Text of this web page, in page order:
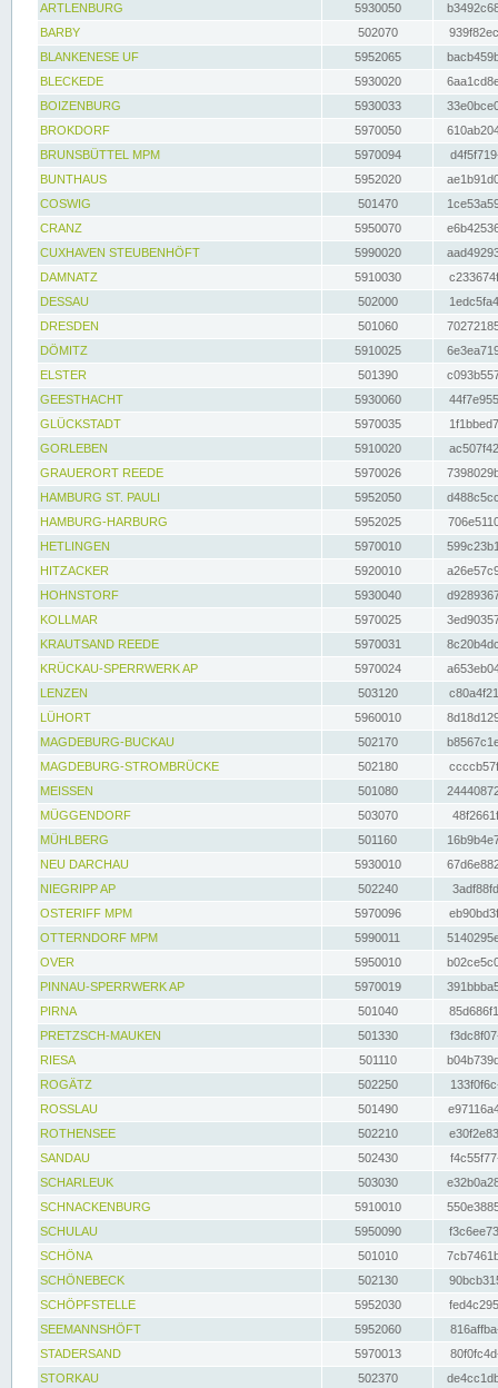
ARTLENBURG
5930050
BARBY
502070
BLANKENESE UF
5952065
BLECKEDE
5930020
BOIZENBURG
5930033
BROKDORF
5970050
BRUNSBÜTTEL MPM
5970094
BUNTHAUS
5952020
COSWIG
501470
CRANZ
5950070
CUXHAVEN STEUBENHÖFT
5990020
DAMNATZ
5910030
DESSAU
502000
DRESDEN
501060
DÖMITZ
5910025
ELSTER
501390
GEESTHACHT
5930060
GLÜCKSTADT
5970035
GORLEBEN
5910020
GRAUERORT REEDE
5970026
HAMBURG ST. PAULI
5952050
HAMBURG-HARBURG
5952025
HETLINGEN
5970010
HITZACKER
5920010
HOHNSTORF
5930040
KOLLMAR
5970025
KRAUTSAND REEDE
5970031
KRÜCKAU-SPERRWERK AP
5970024
LENZEN
503120
LÜHORT
5960010
MAGDEBURG-BUCKAU
502170
MAGDEBURG-STROMBRÜCKE
502180
MEISSEN
501080
MÜGGENDORF
503070
MÜHLBERG
501160
NEU DARCHAU
5930010
NIEGRIPP AP
502240
OSTERIFF MPM
5970096
OTTERNDORF MPM
5990011
OVER
5950010
PINNAU-SPERRWERK AP
5970019
PIRNA
501040
PRETZSCH-MAUKEN
501330
RIESA
501110
ROGÄTZ
502250
ROSSLAU
501490
ROTHENSEE
502210
SANDAU
502430
SCHARLEUK
503030
SCHNACKENBURG
5910010
SCHULAU
5950090
SCHÖNA
501010
SCHÖNEBECK
502130
SCHÖPFSTELLE
5952030
SEEMANNSHÖFT
5952060
STADERSAND
5970013
STORKAU
502370